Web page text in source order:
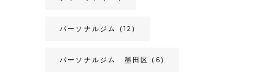
パーソナルジム (12)
パーソナルジム 墨田区 (6)